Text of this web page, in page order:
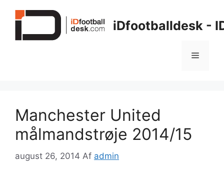
iDfootballdesk -
Menu
Manchester United
målmandstrøje 2014/15
august 26, 2014 Af admin